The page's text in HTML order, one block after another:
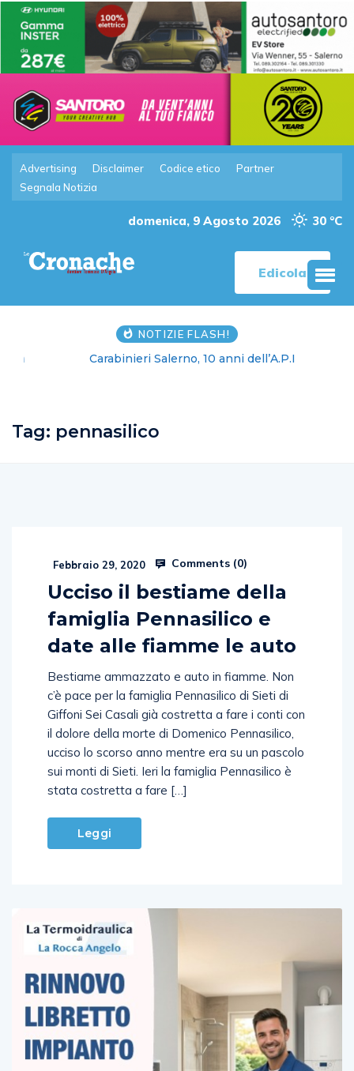
Advertising Disclaimer Codice etico
Partner
Segnala Notizia
domenica, 9 Agosto 2026 30 °C
Edicola
NOTIZIE FLASH!
Carabinieri Salerno, 10 anni dell’A.P.I
Ucciso il bestiame della
famiglia Pennasilico e
date alle fiamme le auto
c’è pace per la famiglia Pennasilico di Sieti di
Giffoni Sei Casali già costretta a fare i conti con
il dolore della morte di Domenico Pennasilico,
ucciso lo scorso anno mentre era su un pascolo
sui monti di Sieti. Ieri la famiglia Pennasilico è
stata costretta a fare […]
Leggi